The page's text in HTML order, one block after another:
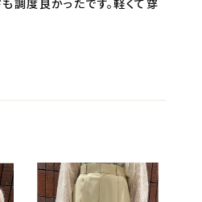
調度良かったです。軽くて穿